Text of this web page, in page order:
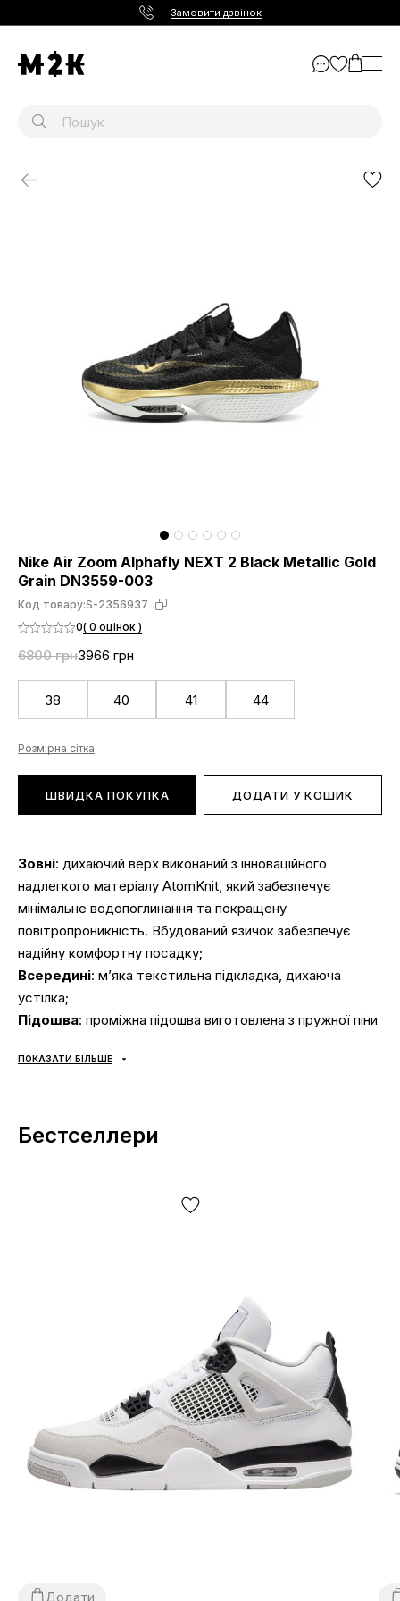
Замовити дзвінок
Nike Air Zoom Alphafly NEXT 2 Black Metallic Gold
Grain DN3559-003
Код товару:S-2356937
0( 0 оцінок )
6800 грн3966 грн
38 40 41 44
Розмірна сітка
ШВИДКА ПОКУПКА ДОДАТИ У КОШИК
Зовні: дихаючий верх виконаний з інноваційного
надлегкого матеріалу AtomKnit, який забезпечує
мінімальне водопоглинання та покращену
повітропроникність. Вбудований язичок забезпечує
надійну комфортну посадку;
Всередині: м’яка текстильна підкладка, дихаюча
устілка;
Підошва: проміжна підошва виготовлена ​​з пружної піни
вуглецевого волокна, що забезпечує максимальну
Сезонність: універсальна;
найпоширеніших питань і відповіді на них:
Середній час доставки нашого магазину 1–3
Самовивозу немає! Оплата відбувається після
, іноді ми можемо попросити незначну
(наприклад — товару немає в наявності у
нас на складі, але є у партнерів). Якщо Вам не підійде
що-небудь, просто залиште посилку та не купуйте її,
це абсолютно безкоштовно. Товарпідлягає обміну та
поверненню (див. умови на стор. «Оплата»).
ПОКАЗАТИ БІЛЬШЕ
Бестселлери
Додати